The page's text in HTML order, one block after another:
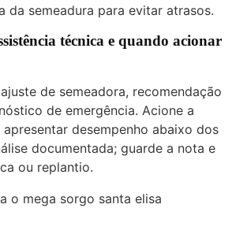
da semeadura para evitar atrasos.
técnica e quando acionar
de semeadora, recomendação
de emergência. Acione a
desempenho abaixo dos
documentada; guarde a nota e
ou replantio.
o mega sorgo santa elisa